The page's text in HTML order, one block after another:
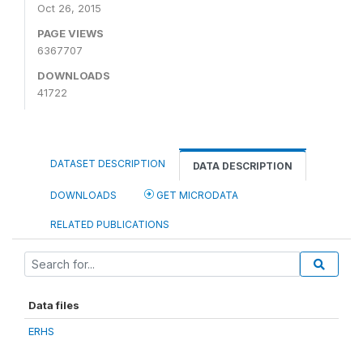
Oct 26, 2015
PAGE VIEWS
6367707
DOWNLOADS
41722
DATASET DESCRIPTION DATA DESCRIPTION
DOWNLOADS GET MICRODATA
RELATED PUBLICATIONS
Data files
ERHS